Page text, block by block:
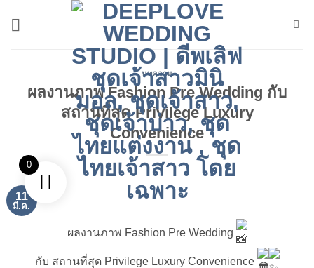
บทความ
ผลงานภาพ Fashion Pre Wedding กับ
สถานที่สุด Privilege Luxury
Convenience
11
มี.ค.
ผลงานภาพ Fashion Pre Wedding
กับ สถานที่สุด Privilege Luxury Convenience
0